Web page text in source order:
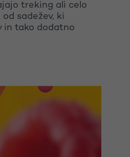
treking ali celo
sadežev, ki
in tako dodatno